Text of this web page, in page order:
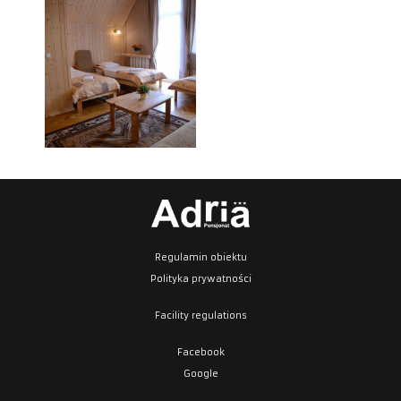
Regulamin obiektu
Polityka prywatności
Facility regulations
Facebook
Google